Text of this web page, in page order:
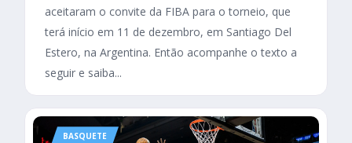
aceitaram o convite da FIBA para o torneio, que
terá início em 11 de dezembro, em Santiago Del
Estero, na Argentina. Então acompanhe o texto a
seguir e saiba...
BASQUETE